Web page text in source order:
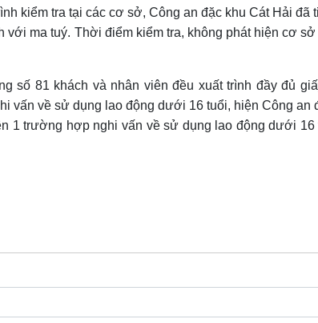
kiểm tra tại các cơ sở, Công an đặc khu Cát Hải đã
ma tuý. Thời điểm kiểm tra, không phát hiện cơ
số 81 khách và nhân viên đều xuất trình đầy đủ
vấn về sử dụng lao động dưới 16 tuổi, hiện Công an
1 trường hợp nghi vấn về sử dụng lao động dưới 16